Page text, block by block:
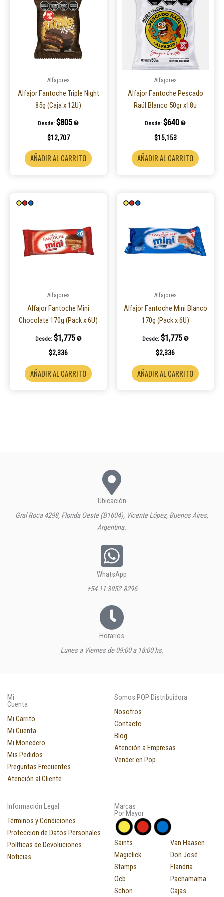
Alfajores
Alfajor Fantoche Triple Night
85g (Caja x 12U)
Desde: $805
$12,707
AÑADIR AL CARRITO
Alfajores
Alfajor Fantoche Pescado
Raúl Blanco 50gr x18u
Desde: $640
$15,153
AÑADIR AL CARRITO
Alfajores
Alfajor Fantoche Mini
Chocolate 170g (Pack x 6U)
Desde: $1,775
$2,336
AÑADIR AL CARRITO
Alfajores
Alfajor Fantoche Mini Blanco
170g (Pack x 6U)
Desde: $1,775
$2,336
AÑADIR AL CARRITO
Ubicación
Gral Roca 4298, Florida Oeste (B1604), Vicente López, Buenos Aires,
Argentina.
WhatsApp
+54 11 3952-8296
Horarios
Lunes a Viernes de 09:00 a 18:00 hs.
Mi
Cuenta
Mi Carrito
Mi Cuenta
Mi Monedero
Mis Pedidos
Preguntas Frecuentes
Atención al Cliente
Somos POP Distribuidora
Nosotros
Contacto
Blog
Atención a Empresas
Vender en Pop
Información Legal
Términos y Condiciones
Proteccion de Datos Personales
Políticas de Devoluciones
Noticias
Marcas
Por Mayor
Saints
Magiclick
Stamps
Ocb
Schön
Van Häasen
Don José
Flandria
Pachamama
Cajas